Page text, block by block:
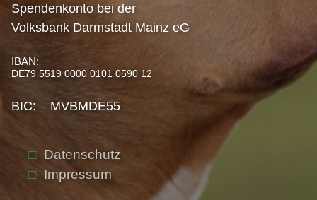
Spendenkonto bei der
Volksbank Darmstadt Mainz eG
IBAN:
DE79 5519 0000 0101 0590 12
BIC: MVBMDE55
Datenschutz
Impressum